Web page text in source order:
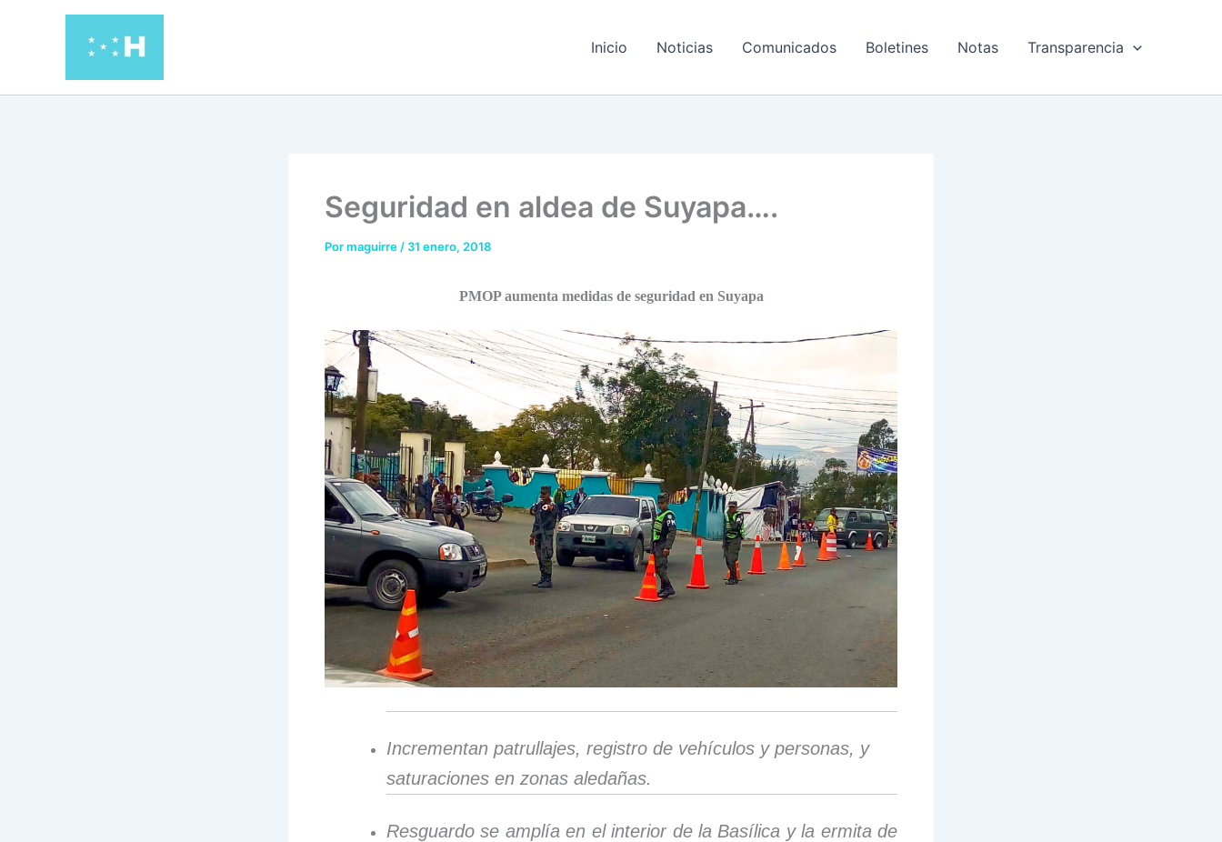
Inicio Noticias Comunicados Boletines Notas Transparencia
Seguridad en aldea de Suyapa….
Pormaguirre / 31 enero, 2018
PMOP aumenta medidas de seguridad en Suyapa
Incrementan patrullajes, registro de vehículos y personas, y
saturaciones en zonas aledañas.
Resguardo se amplía en el interior de la Basílica y la ermita de